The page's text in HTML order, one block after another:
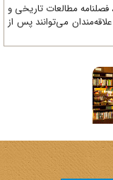
مطالعات تاریخی و
می‌توانند پس از